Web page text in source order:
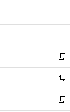
開
ン
ウ
で
開
く
ウ
ン
ド
ウ
で
開
く
新
し
い
ウ
ィ
新
し
い
新